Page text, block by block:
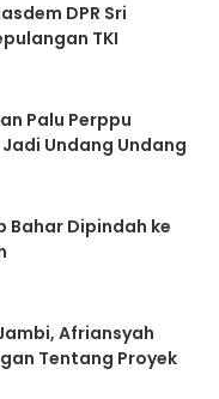
DPR Sri
TKI
Palu Perppu
Undang Undang
Bahar Dipindah ke
Afriansyah
Tentang Proyek